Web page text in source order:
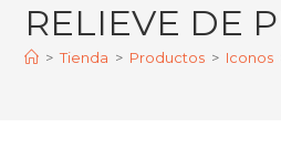
RELIEVE DE
> Tienda > Productos > Iconos